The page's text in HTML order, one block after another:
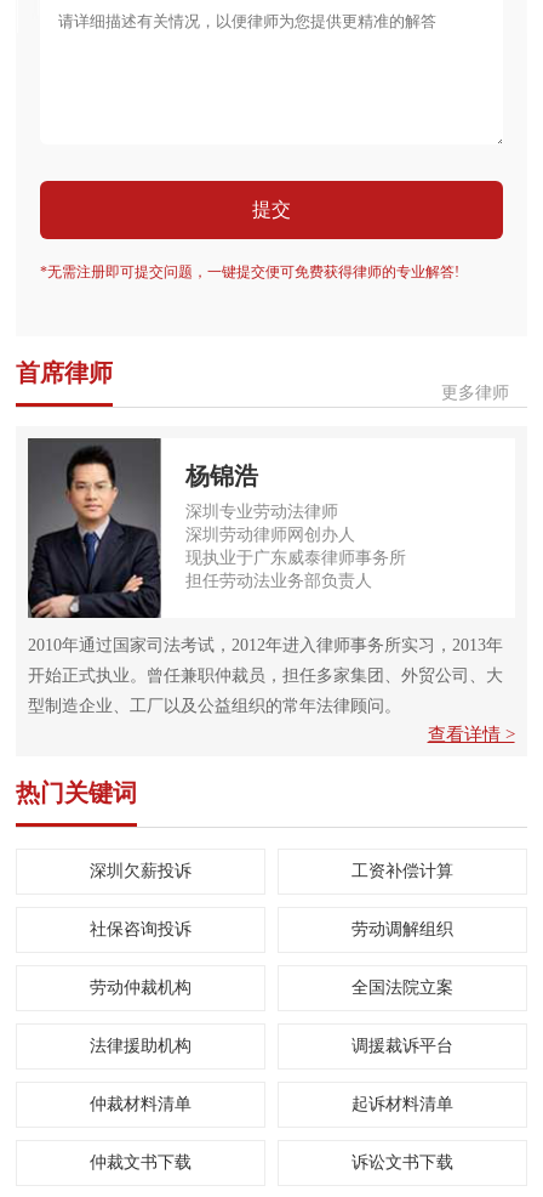
提交
*无需注册即可提交问题，一键提交便可免费获得律师的专业解答!
首席律师
更多律师
杨锦浩
深圳专业劳动法律师
深圳劳动律师网创办人
现执业于广东威泰律师事务所
担任劳动法业务部负责人
2010年通过国家司法考试，2012年进入律师事务所实习，2013年
开始正式执业。曾任兼职仲裁员，担任多家集团、外贸公司、大
型制造企业、工厂以及公益组织的常年法律顾问。
查看详情 >
热门关键词
深圳欠薪投诉 工资补偿计算
社保咨询投诉 劳动调解组织
劳动仲裁机构 全国法院立案
法律援助机构 调援裁诉平台
仲裁材料清单 起诉材料清单
仲裁文书下载 诉讼文书下载